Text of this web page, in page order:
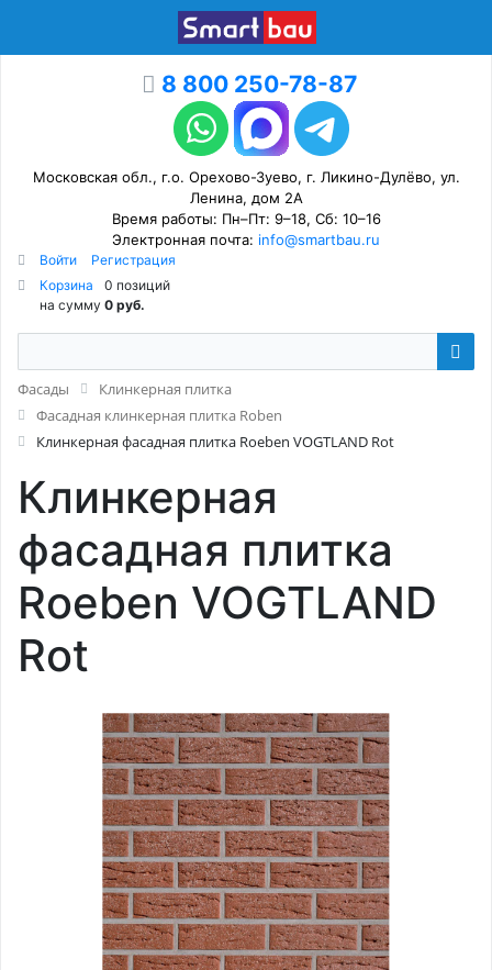
8 800 250-78-87
Московская обл., г.о. Орехово-Зуево, г. Ликино-Дулёво, ул.
Ленина, дом 2А
Время работы: Пн–Пт: 9–18, Сб: 10–16
Электронная почта: info@smartbau.ru
Войти
Регистрация
Корзина
0 позиций
на сумму 0 руб.
Фасады
Клинкерная плитка
Фасадная клинкерная плитка Roben
Клинкерная фасадная плитка Roeben VOGTLAND Rot
Клинкерная
фасадная плитка
Roeben VOGTLAND
Rot